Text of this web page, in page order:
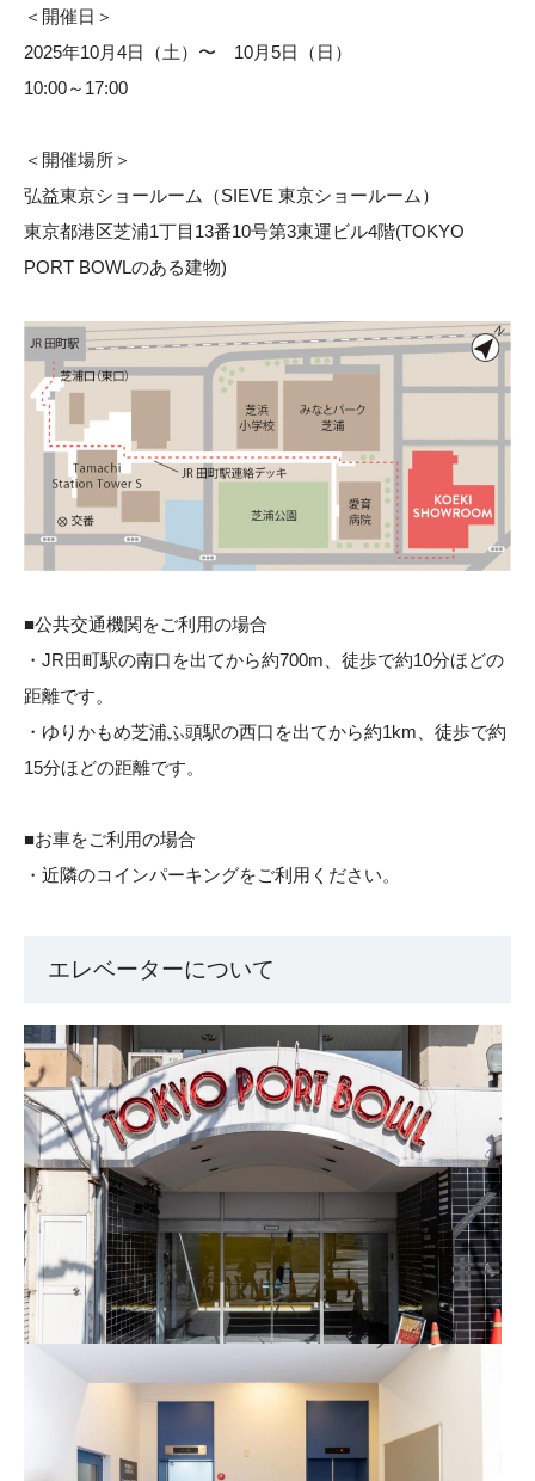
＜開催日＞
2025年10月4日（土）〜 10月5日（日）
10:00～17:00
＜開催場所＞
弘益東京ショールーム（SIEVE 東京ショールーム）
東京都港区芝浦1丁目13番10号第3東運ビル4階(TOKYO
PORT BOWLのある建物)
■公共交通機関をご利用の場合
・JR田町駅の南口を出てから約700m、徒歩で約10分ほどの
距離です。
・ゆりかもめ芝浦ふ頭駅の西口を出てから約1km、徒歩で約
15分ほどの距離です。
■お車をご利用の場合
・近隣のコインパーキングをご利用ください。
エレベーターについて